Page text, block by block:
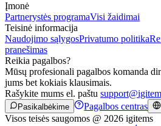
Įmonė
Partnerystės programaVisi žaidimai
Teisinė informacija
Naudojimo sąlygosPrivatumo politika
pranešimas
Reikia pagalbos?
Mūsų profesionali pagalbos komanda
jums bet kokiais klausimais.
Rašykite mums el. paštu
Pasikalbėkime Pagalbos centras
Visos teisės saugomos @ 2026 igitems